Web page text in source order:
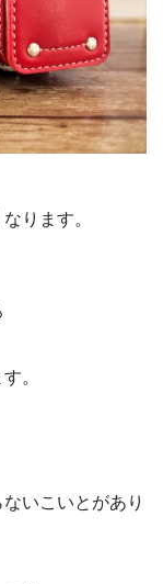
なります。
。
いこいとがあり